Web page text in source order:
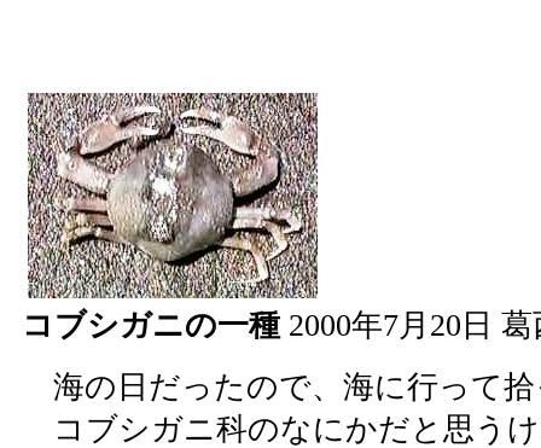
コブシガニの一種 2000年7月20日
海の日だったので、海に行って
コブシガニ科のなにかだと思う